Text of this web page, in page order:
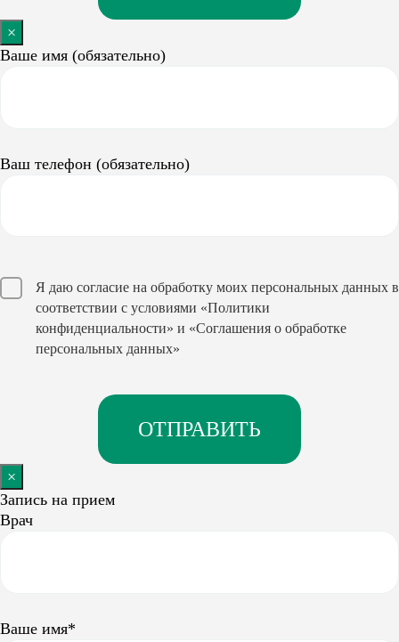
×
Ваше имя (обязательно)
Ваш телефон (обязательно)
Я даю согласие на обработку моих персональных данных в
соответствии с условиями «Политики
конфиденциальности» и «Соглашения о обработке
персональных данных»
×
Запись на прием
Врач
Ваше имя*